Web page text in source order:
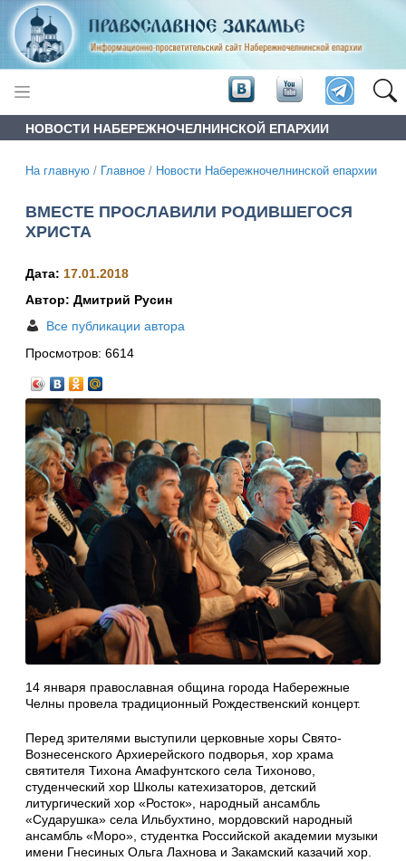
НОВОСТИ НАБЕРЕЖНОЧЕЛНИНСКОЙ ЕПАРХИИ
На главную / Главное / Новости Набережночелнинской епархии
ВМЕСТЕ ПРОСЛАВИЛИ РОДИВШЕГОСЯ
ХРИСТА
Дата: 17.01.2018
Автор: Дмитрий Русин
Все публикации автора
Просмотров: 6614
14 января православная община города Набережные
Челны провела традиционный Рождественский концерт.
Перед зрителями выступили церковные хоры Свято-
Вознесенского Архиерейского подворья, хор храма
святителя Тихона Амафунтского села Тихоново,
студенческий хор Школы катехизаторов, детский
литургический хор «Росток», народный ансамбль
«Сударушка» села Ильбухтино, мордовский народный
ансамбль «Моро», студентка Российской академии музыки
имени Гнесиных Ольга Лахнова и Закамский казачий хор.